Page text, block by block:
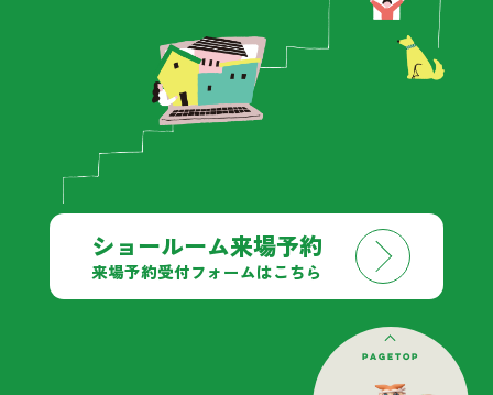
ショールーム来場予約
来場予約受付フォームはこちら
pagetop